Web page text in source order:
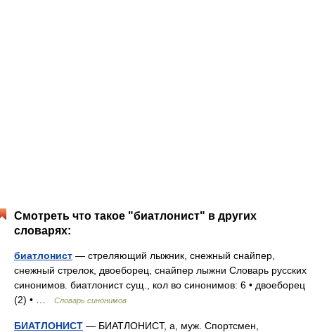
Смотреть что такое "биатлонист" в других
словарях:
биатлонист — стреляющий лыжник, снежный снайпер,
снежный стрелок, двоеборец, снайпер лыжни Словарь русских
синонимов. биатлонист сущ., кол во синонимов: 6 • двоеборец
(2) • …
Словарь синонимов
БИАТЛОНИСТ — БИАТЛОНИСТ, а, муж. Спортсмен,